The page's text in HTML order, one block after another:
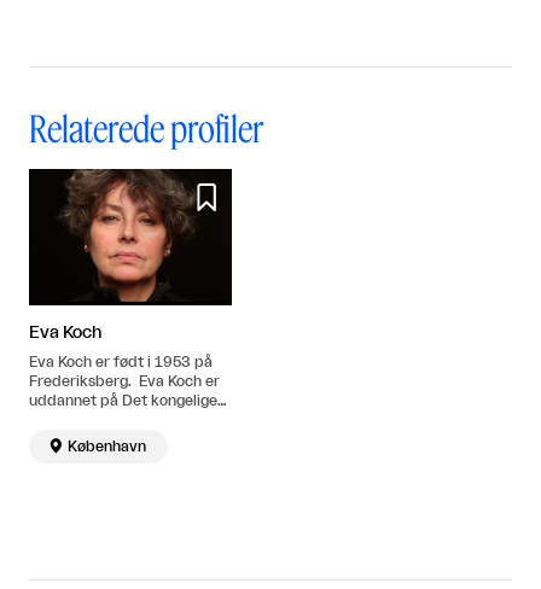
Relaterede profiler

Eva Koch
Eva Koch er født i 1953 på
Frederiksberg. Eva Koch er
uddannet på Det kongelige
- 1992, og ved Facultad de
Bellas Artes, Barcelona,
 København